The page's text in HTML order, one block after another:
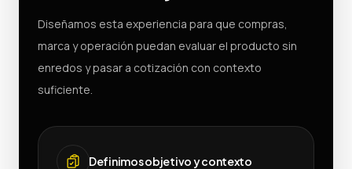
Diseñamos esta experiencia para que compras,
marca y operación puedan evaluar el producto sin
enredos y pasar a cotización con contexto
suficiente.
Definimos objetivo y contexto